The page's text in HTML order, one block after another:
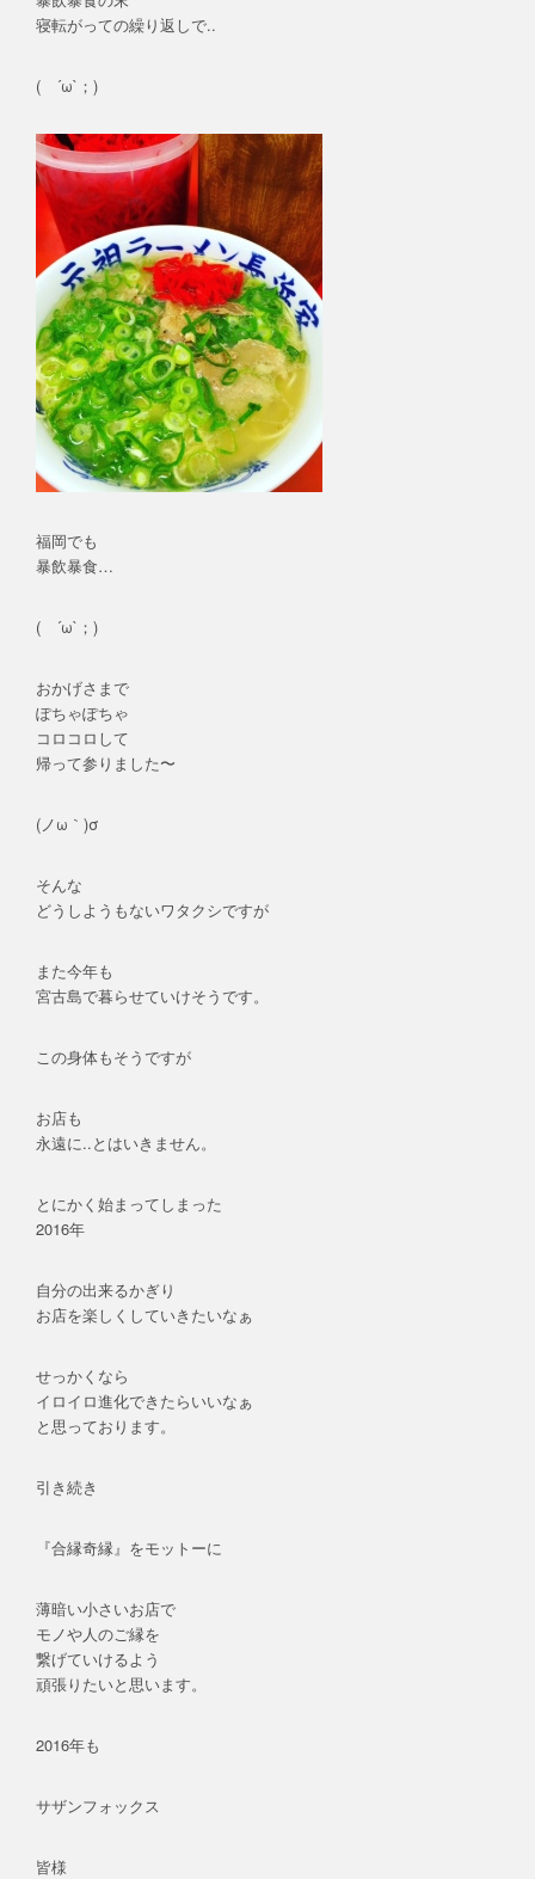
寝転がっての繰り返しで..
( ´ω`；)
福岡でも
暴飲暴食…
( ´ω`；)
おかげさまで
ぽちゃぽちゃ
コロコロして
帰って参りました〜
(ノω｀)σ
そんな
どうしようもないワタクシですが
また今年も
宮古島で暮らせていけそうです。
この身体もそうですが
お店も
永遠に..とはいきません。
とにかく始まってしまった
2016年
自分の出来るかぎり
お店を楽しくしていきたいなぁ
せっかくなら
イロイロ進化できたらいいなぁ
と思っております。
引き続き
『合縁奇縁』をモットーに
薄暗い小さいお店で
モノや人のご縁を
繋げていけるよう
頑張りたいと思います。
2016年も
サザンフォックス
皆様